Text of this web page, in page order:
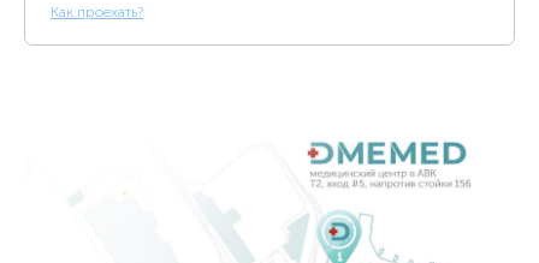
Как проехать?